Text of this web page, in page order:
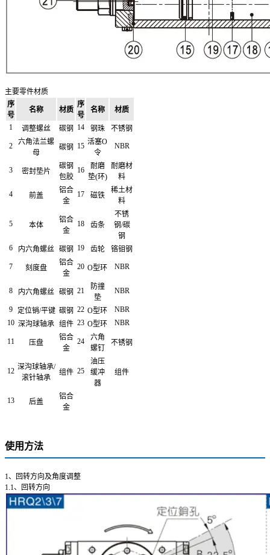
主要零件材质
序
号
名称 材质
序
号
名称 材质
1 调整螺丝 碳钢 14 钢珠 不锈钢
2
六角法兰螺
母
碳钢 15 活塞O
令
NBR
3 密封垫片
碳钢
包胶
16
耐磨
垫(环)
耐磨材
料
4 前盖
铝合
金
17 磁铁
稀土材
料
5 本体
铝合
金
18 齿条
不锈
钢/碳
钢
6
内六角螺丝 碳钢 19 齿轮 铬钼钢
7 刻度盘
铝合
金
20 O型环 NBR
8 内六角螺丝 碳钢 21
防撞
垫
NBR
9 定位销/平键 碳钢 22 O型环
NBR
10 深沟球轴承 组件 23 O型环 NBR
11 压盘
铝合
金
24
六角
螺钉
不锈钢
12 深沟球轴承/
滚针轴承
组件 25
油压
缓冲
器
组件
13 后盖
铝合
金
使用方法
1、回转方向及角度调整
1.1、回转方向